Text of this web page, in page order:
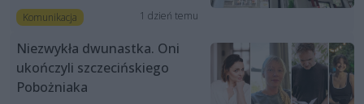
Komunikacja 1 dzień temu
Niezwykła dwunastka. Oni
ukończyli szczecińskiego
Pobożniaka